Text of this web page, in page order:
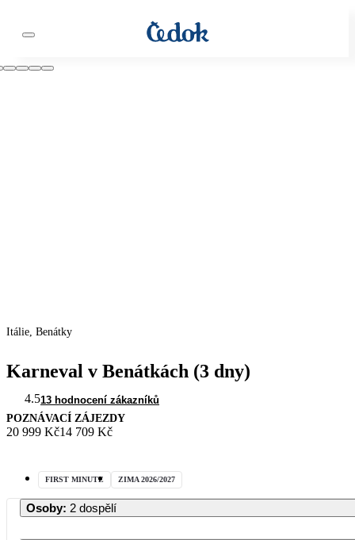
Itálie, Benátky
Karneval v Benátkách (3 dny)
4.513 hodnocení zákazníků
POZNÁVACÍ ZÁJEZDY
20 999 Kč14 709 Kč
FIRST MINUTE ZIMA 2026/2027
Osoby: 2 dospělí